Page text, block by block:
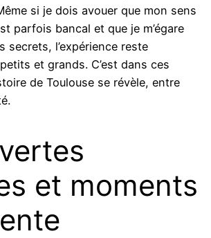
si je dois avouer que mon sens
parfois bancal et que je m’égare
secrets, l’expérience reste
et grands. C’est dans ces
de Toulouse se révèle, entre
et moments